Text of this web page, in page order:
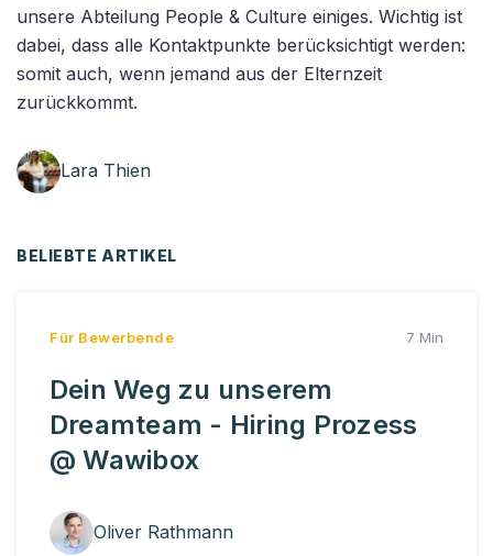
unsere Abteilung People & Culture einiges. Wichtig ist
dabei, dass alle Kontaktpunkte berücksichtigt werden:
somit auch, wenn jemand aus der Elternzeit
zurückkommt.
Lara Thien
BELIEBTE ARTIKEL
Für Bewerbende 7 Min
Dein Weg zu unserem
Dreamteam - Hiring Prozess
@ Wawibox
Oliver Rathmann